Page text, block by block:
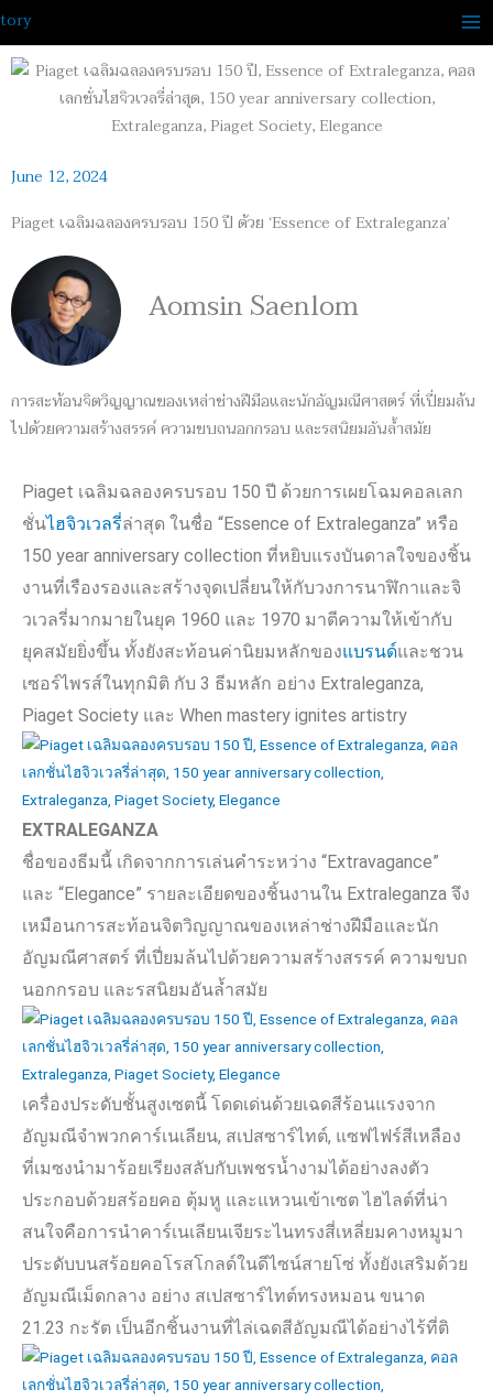
Skip
to
content
June 12, 2024
Piaget เฉลิมฉลองครบรอบ 150 ปี ด้วย ‘Essence of Extraleganza’
Aomsin Saenlom
การสะท้อนจิตวิญญาณของเหล่าช่างฝีมือและนักอัญมณีศาสตร์ ที่เปี่ยมล้น
ไปด้วยความสร้างสรรค์ ความขบถนอกกรอบ และรสนิยมอันล้ำสมัย
Piaget เฉลิมฉลองครบรอบ 150 ปี ด้วยการเผยโฉมคอลเลก
ชั่นไฮจิวเวลรี่ล่าสุด ในชื่อ “Essence of Extraleganza” หรือ
150 year anniversary collection ที่หยิบแรงบันดาลใจของชิ้น
งานที่เรืองรองและสร้างจุดเปลี่ยนให้กับวงการนาฬิกาและจิ
วเวลรี่มากมายในยุค 1960 และ 1970 มาตีความให้เข้ากับ
ยุคสมัยยิ่งขึ้น ทั้งยังสะท้อนค่านิยมหลักของแบรนด์และชวน
เซอร์ไพรส์ในทุกมิติ กับ 3 ธีมหลัก อย่าง Extraleganza,
Piaget Society และ When mastery ignites artistry
EXTRALEGANZA
ชื่อของธีมนี้ เกิดจากการเล่นคำระหว่าง “Extravagance”
และ “Elegance” รายละเอียดของชิ้นงานใน Extraleganza จึง
เหมือนการสะท้อนจิตวิญญาณของเหล่าช่างฝีมือและนัก
อัญมณีศาสตร์ ที่เปี่ยมล้นไปด้วยความสร้างสรรค์ ความขบถ
นอกกรอบ และรสนิยมอันล้ำสมัย
เครื่องประดับชั้นสูงเซตนี้ โดดเด่นด้วยเฉดสีร้อนแรงจาก
อัญมณีจำพวกคาร์เนเลียน, สเปสซาร์ไทต์, แซฟไฟร์สีเหลือง
ที่เมซงนำมาร้อยเรียงสลับกับเพชรน้ำงามได้อย่างลงตัว
ประกอบด้วยสร้อยคอ ตุ้มหู และแหวนเข้าเซต ไฮไลต์ที่น่า
สนใจคือการนำคาร์เนเลียนเจียระไนทรงสี่เหลี่ยมคางหมูมา
ประดับบนสร้อยคอโรสโกลด์ในดีไซน์สายโซ่ ทั้งยังเสริมด้วย
อัญมณีเม็ดกลาง อย่าง สเปสซาร์ไทต์ทรงหมอน ขนาด
21.23 กะรัต เป็นอีกชิ้นงานที่ไล่เฉดสีอัญมณีได้อย่างไร้ที่ติ